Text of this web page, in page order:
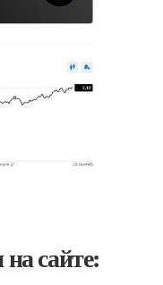
сайте: